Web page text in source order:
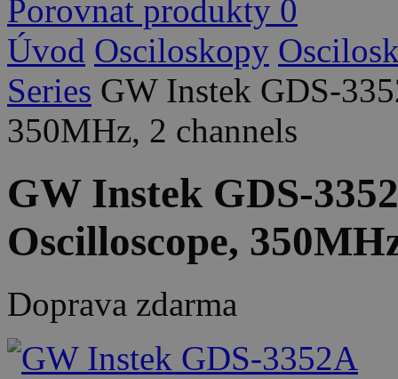
Porovnat produkty 0
Úvod Osciloskopy
Series GW Instek GDS-
350MHz, 2 channels
GW Instek GDS-
Oscilloscope,
Doprava zdarma